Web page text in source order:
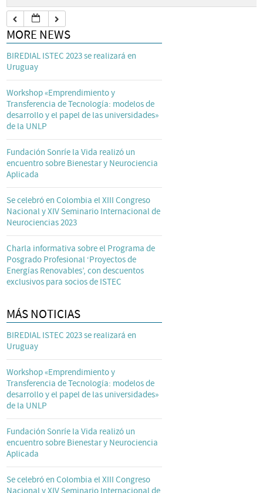
MORE NEWS
BIREDIAL ISTEC 2023 se realizará en
Uruguay
Workshop «Emprendimiento y
Transferencia de Tecnología: modelos de
desarrollo y el papel de las universidades»
de la UNLP
Fundación Sonríe la Vida realizó un
encuentro sobre Bienestar y Neurociencia
Aplicada
Se celebró en Colombia el XIII Congreso
Nacional y XIV Seminario Internacional de
Neurociencias 2023
Charla informativa sobre el Programa de
Posgrado Profesional ‘Proyectos de
Energías Renovables’, con descuentos
exclusivos para socios de ISTEC
MÁS NOTICIAS
BIREDIAL ISTEC 2023 se realizará en
Uruguay
Workshop «Emprendimiento y
Transferencia de Tecnología: modelos de
desarrollo y el papel de las universidades»
de la UNLP
Fundación Sonríe la Vida realizó un
encuentro sobre Bienestar y Neurociencia
Aplicada
Se celebró en Colombia el XIII Congreso